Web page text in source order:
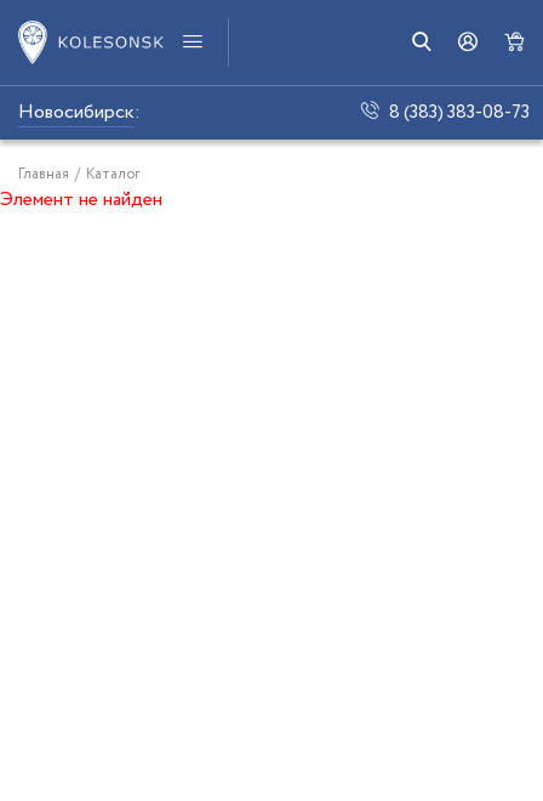
Новосибирск: 8 (383) 383-08-73
Главная / Каталог
Элемент не найден